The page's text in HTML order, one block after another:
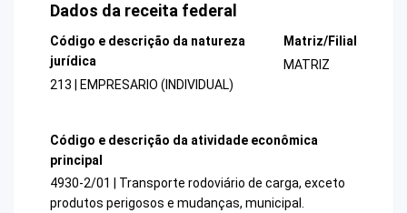
Dados da receita federal
Código e descrição da natureza
jurídica
213 | EMPRESARIO (INDIVIDUAL)
Matriz/Filial
MATRIZ
Código e descrição da atividade econômica
principal
4930-2/01 | Transporte rodoviário de carga, exceto
produtos perigosos e mudanças, municipal.